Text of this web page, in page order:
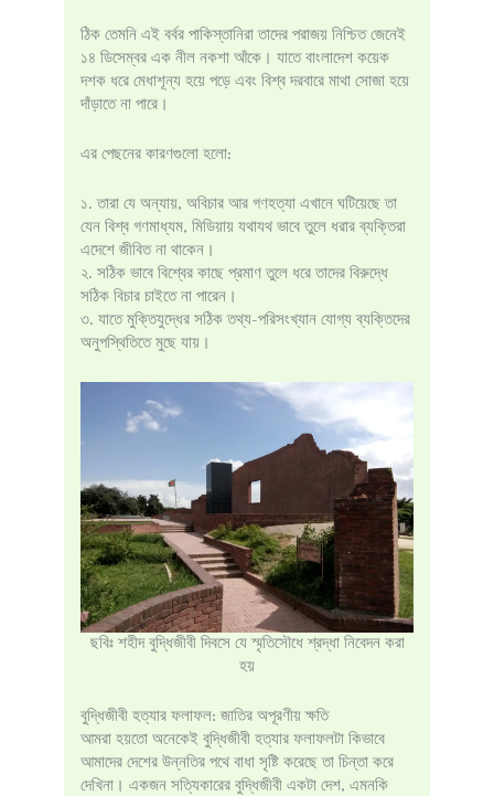
ঠিক তেমনি এই বর্বর পাকিস্তানিরা তাদের পরাজয় নিশ্চিত জেনেই
১৪ ডিসেম্বর এক নীল নকশা আঁকে। যাতে বাংলাদেশ কয়েক
দশক ধরে মেধাশূন্য হয়ে পড়ে এবং বিশ্ব দরবারে মাথা সোজা হয়ে
দাঁড়াতে না পারে।
এর পেছনের কারণগুলো হলো:
১. তারা যে অন্যায়, অবিচার আর গণহত্যা এখানে ঘটিয়েছে তা
যেন বিশ্ব গণমাধ্যম, মিডিয়ায় যথাযথ ভাবে তুলে ধরার ব্যক্তিরা
এদেশে জীবিত না থাকেন।
২. সঠিক ভাবে বিশ্বের কাছে প্রমাণ তুলে ধরে তাদের বিরুদ্ধে
সঠিক বিচার চাইতে না পারেন।
৩. যাতে মুক্তিযুদ্ধের সঠিক তথ্য-পরিসংখ্যান যোগ্য ব্যক্তিদের
অনুপস্থিতিতে মুছে যায়।
ছবিঃ শহীদ বুদ্ধিজীবী দিবসে যে স্মৃতিসৌধে শ্রদ্ধা নিবেদন করা
হয়
বুদ্ধিজীবী হত্যার ফলাফল: জাতির অপূরণীয় ক্ষতি
আমরা হয়তো অনেকেই বুদ্ধিজীবী হত্যার ফলাফলটা কিভাবে
আমাদের দেশের উন্নতির পথে বাধা সৃষ্টি করেছে তা চিন্তা করে
দেখিনা। একজন সত্যিকারের বুদ্ধিজীবী একটা দেশ, এমনকি